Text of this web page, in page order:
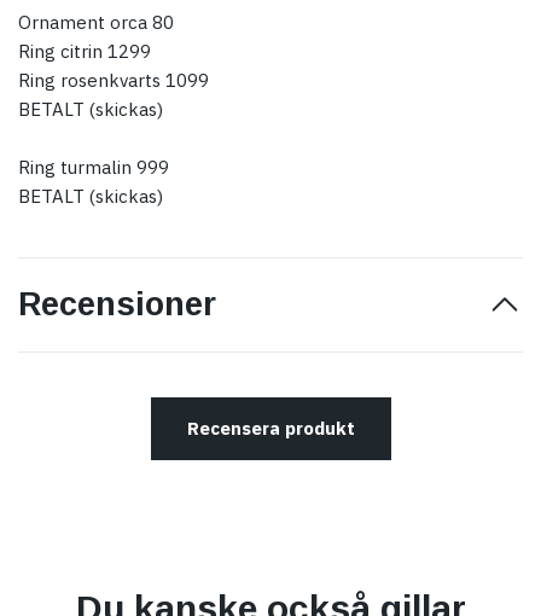
Ornament orca 80
Ring citrin 1299
Ring rosenkvarts 1099
BETALT (skickas)
Ring turmalin 999
BETALT (skickas)
Recensioner
Recensera produkt